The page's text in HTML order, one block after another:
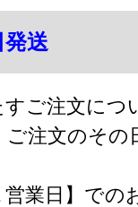
送
ご注文につ
ご注文のそ
業日】での